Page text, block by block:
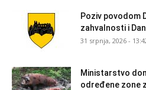
Poziv povodom
zahvalnosti i
31 srpnja, 2026 -
Ministarstvo
određene zone